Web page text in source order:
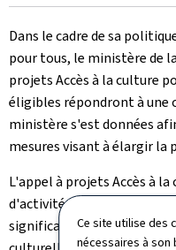
Ce site utilise des
nécessaires à
le
Dans le cadre de sa
pour tous, le ministère de
projetsAccès à la culture
éligibles répondront à une
ministère s'est données
mesures visant à élargir
L'appel à projets Accès à
d'activités, de services ou
significativement à une